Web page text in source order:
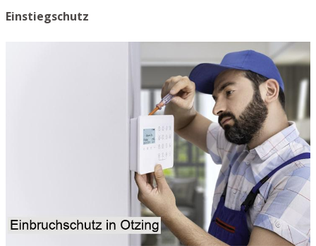
Einstiegschutz